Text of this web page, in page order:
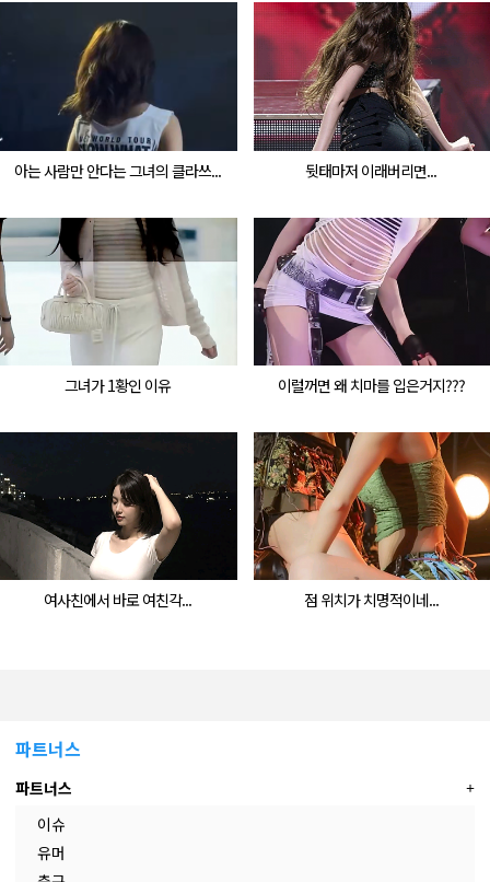
아는 사람만 안다는 그녀의 클라쓰... 뒷태마저 이래버리면...
그녀가 1황인 이유 이럴꺼면 왜 치마를 입은거지???
여사친에서 바로 여친각... 점 위치가 치명적이네...
파트너스
파트너스
이슈
유머